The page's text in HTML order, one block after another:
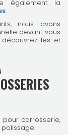
également la
.
nous avons
devant vous
les et
pour carrosserie,